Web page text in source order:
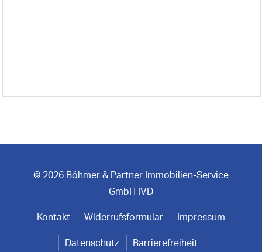
© 2026 Böhmer & Partner Immobilien-Service
GmbH IVD
Kontakt Widerrufsformular Impressum
Datenschutz Barrierefreiheit